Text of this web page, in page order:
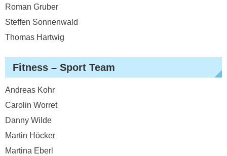
Roman Gruber
Steffen Sonnenwald
Thomas Hartwig
Fitness – Sport Team
Andreas Kohr
Carolin Worret
Danny Wilde
Martin Höcker
Martina Eberl